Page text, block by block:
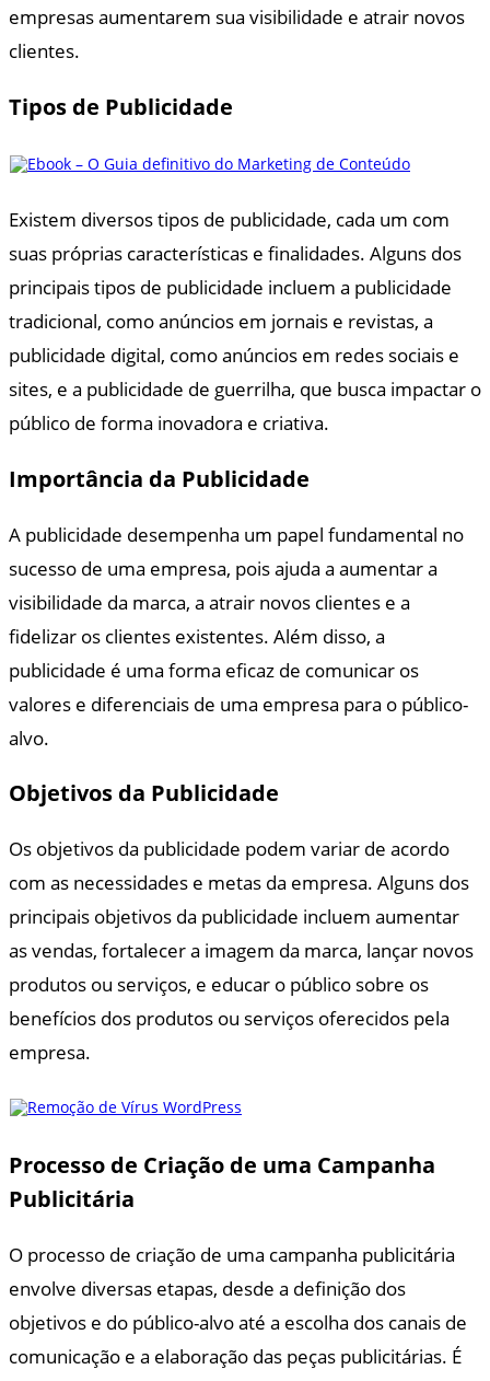
empresas aumentarem sua visibilidade e atrair novos
clientes.
Tipos de Publicidade
Existem diversos tipos de publicidade, cada um com
suas próprias características e finalidades. Alguns dos
principais tipos de publicidade incluem a publicidade
tradicional, como anúncios em jornais e revistas, a
publicidade digital, como anúncios em redes sociais e
sites, e a publicidade de guerrilha, que busca impactar o
público de forma inovadora e criativa.
Importância da Publicidade
A publicidade desempenha um papel fundamental no
sucesso de uma empresa, pois ajuda a aumentar a
visibilidade da marca, a atrair novos clientes e a
fidelizar os clientes existentes. Além disso, a
publicidade é uma forma eficaz de comunicar os
valores e diferenciais de uma empresa para o público-
alvo.
Objetivos da Publicidade
Os objetivos da publicidade podem variar de acordo
com as necessidades e metas da empresa. Alguns dos
principais objetivos da publicidade incluem aumentar
as vendas, fortalecer a imagem da marca, lançar novos
produtos ou serviços, e educar o público sobre os
benefícios dos produtos ou serviços oferecidos pela
empresa.
Processo de Criação de uma Campanha
Publicitária
O processo de criação de uma campanha publicitária
envolve diversas etapas, desde a definição dos
objetivos e do público-alvo até a escolha dos canais de
comunicação e a elaboração das peças publicitárias. É